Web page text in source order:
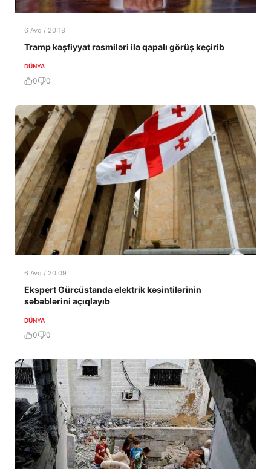
6 Avq / 20:18
Tramp kəşfiyyat rəsmiləri ilə qapalı görüş keçirib
DÜNYA
0 0
6 Avq / 20:09
Ekspert Gürcüstanda elektrik kəsintilərinin
səbəblərini açıqlayıb
DÜNYA
0 0